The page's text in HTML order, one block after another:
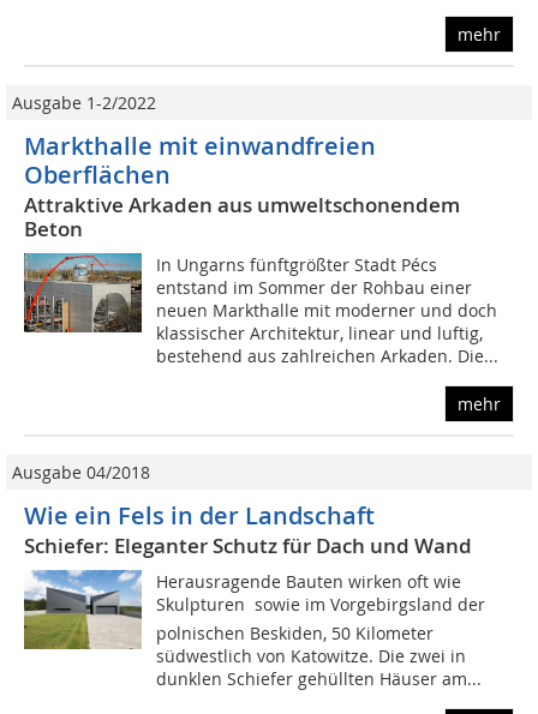
mehr
Ausgabe 1-2/2022
Markthalle mit einwandfreien
Oberflächen
Attraktive Arkaden aus umweltschonendem
Beton
In Ungarns fünftgrößter Stadt Pécs
entstand im Sommer der Rohbau einer
neuen Markthalle mit moderner und doch
klassischer Architektur, linear und luftig,
bestehend aus zahlreichen Arkaden. Die...
mehr
Ausgabe 04/2018
Wie ein Fels in der Landschaft
Schiefer: Eleganter Schutz für Dach und Wand
Herausragende Bauten wirken oft wie
Skulpturen  sowie im Vorgebirgsland der
polnischen Beskiden, 50 Kilometer
südwestlich von Katowitze. Die zwei in
dunklen Schiefer gehüllten Häuser am...